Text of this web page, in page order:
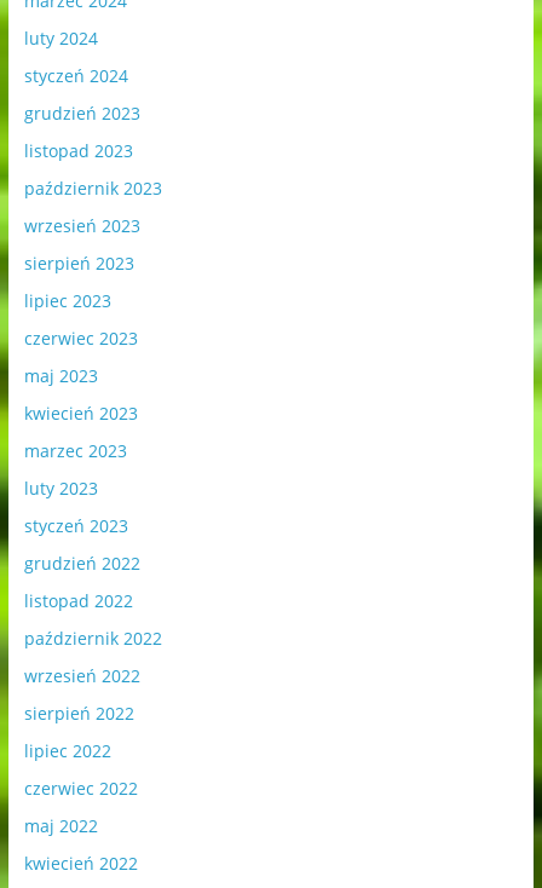
luty 2024
styczeń 2024
grudzień 2023
listopad 2023
październik 2023
wrzesień 2023
sierpień 2023
lipiec 2023
czerwiec 2023
maj 2023
kwiecień 2023
marzec 2023
luty 2023
styczeń 2023
grudzień 2022
listopad 2022
październik 2022
wrzesień 2022
sierpień 2022
lipiec 2022
czerwiec 2022
maj 2022
kwiecień 2022